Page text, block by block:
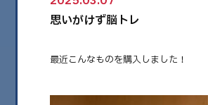
思いがけず脳トレ
最近こんなものを購入しました！